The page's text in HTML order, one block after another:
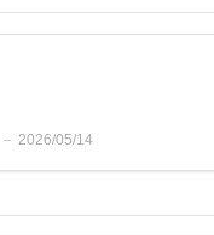
2026/05/14